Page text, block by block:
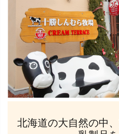
北海道の大自然の中